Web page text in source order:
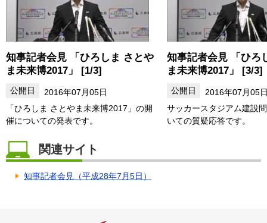
知事記者会見 「ひろしま さとや
ま未来博2017」 [1/3]
2016年07月05日
「ひろしま さとやま未来博2017」の開
催についての発表です。
知事記者会見 「ひろ
ま未来博2017」 [3/3]
2016年07月05
サッカースタジアム建設
いての質疑応答です。
関連サイト
知事記者会見（平成28年7月5日）